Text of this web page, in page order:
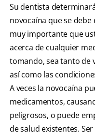
Su dentista
novocaína que se
muy importante que
acerca de cualquier
tomando, sea tanto de
así como las
A veces la novocaína
medicamentos,
peligrosos, o puede
de salud existentes.